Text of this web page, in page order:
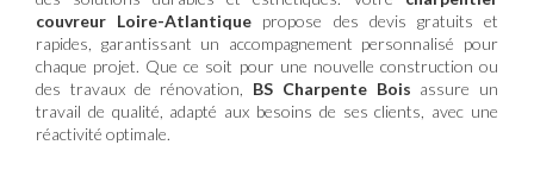
couvreur Loire-Atlantique propose des devis gratuits et
rapides, garantissant un accompagnement personnalisé pour
chaque projet. Que ce soit pour une nouvelle construction ou
des travaux de rénovation, BS Charpente Bois assure un
travail de qualité, adapté aux besoins de ses clients, avec une
réactivité optimale.